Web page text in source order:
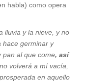
habla) como opera
lluvia y la nieve, y no
hace germinar y
pan al que come, así
volverá a mí vacía,
en aquello